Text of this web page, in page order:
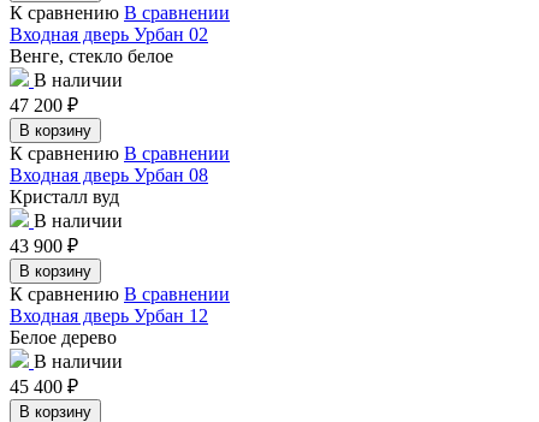
К сравнению В сравнении
Входная дверь Урбан 02
Венге, стекло белое
В наличии
47 200 ₽
В корзину
К сравнению В сравнении
Входная дверь Урбан 08
Кристалл вуд
В наличии
43 900 ₽
В корзину
К сравнению В сравнении
Входная дверь Урбан 12
Белое дерево
В наличии
45 400 ₽
В корзину